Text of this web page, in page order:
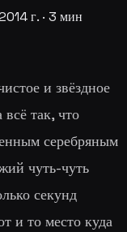
г. · 3 мин
и звёздное
так, что
серебряным
чуть-чуть
секунд
и то место куда